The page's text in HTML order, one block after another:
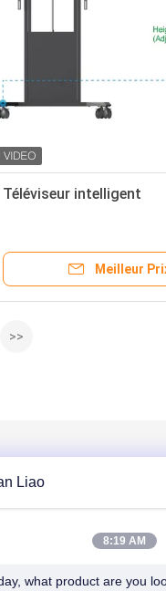
Téléviseur intelligent
Meilleur
>>
Liao
8:19 AM
what product are you